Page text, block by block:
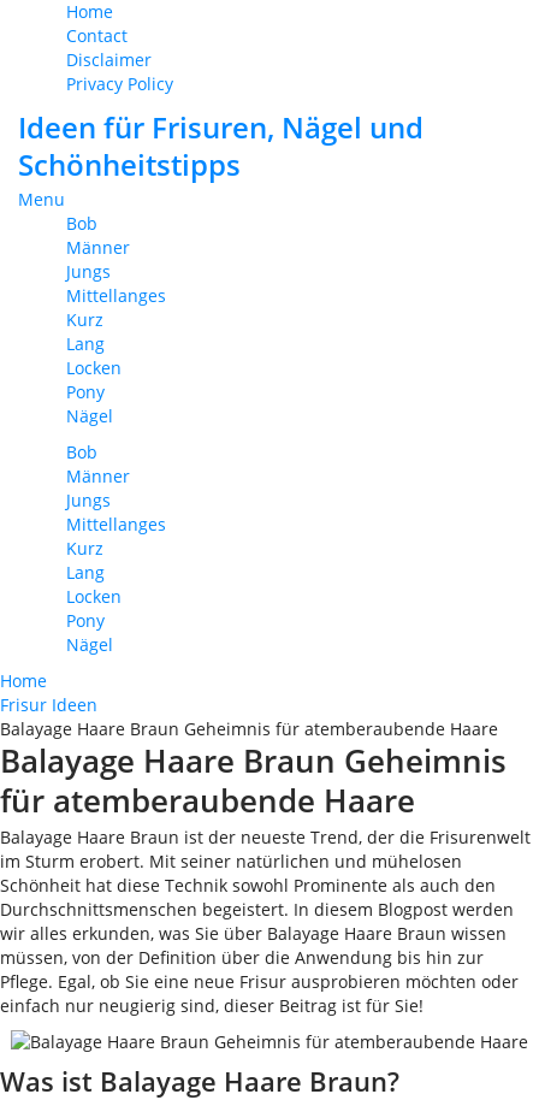
Home
Contact
Disclaimer
Privacy Policy
Ideen für Frisuren, Nägel und
Schönheitstipps
Menu
Bob
Männer
Jungs
Mittellanges
Kurz
Lang
Locken
Pony
Nägel
Bob
Männer
Jungs
Mittellanges
Kurz
Lang
Locken
Pony
Nägel
Home
Frisur Ideen
Balayage Haare Braun Geheimnis für atemberaubende Haare
Balayage Haare Braun Geheimnis
für atemberaubende Haare
Balayage Haare Braun ist der neueste Trend, der die Frisurenwelt
im Sturm erobert. Mit seiner natürlichen und mühelosen
Schönheit hat diese Technik sowohl Prominente als auch den
Durchschnittsmenschen begeistert. In diesem Blogpost werden
wir alles erkunden, was Sie über Balayage Haare Braun wissen
müssen, von der Definition über die Anwendung bis hin zur
Pflege. Egal, ob Sie eine neue Frisur ausprobieren möchten oder
einfach nur neugierig sind, dieser Beitrag ist für Sie!
Was ist Balayage Haare Braun?